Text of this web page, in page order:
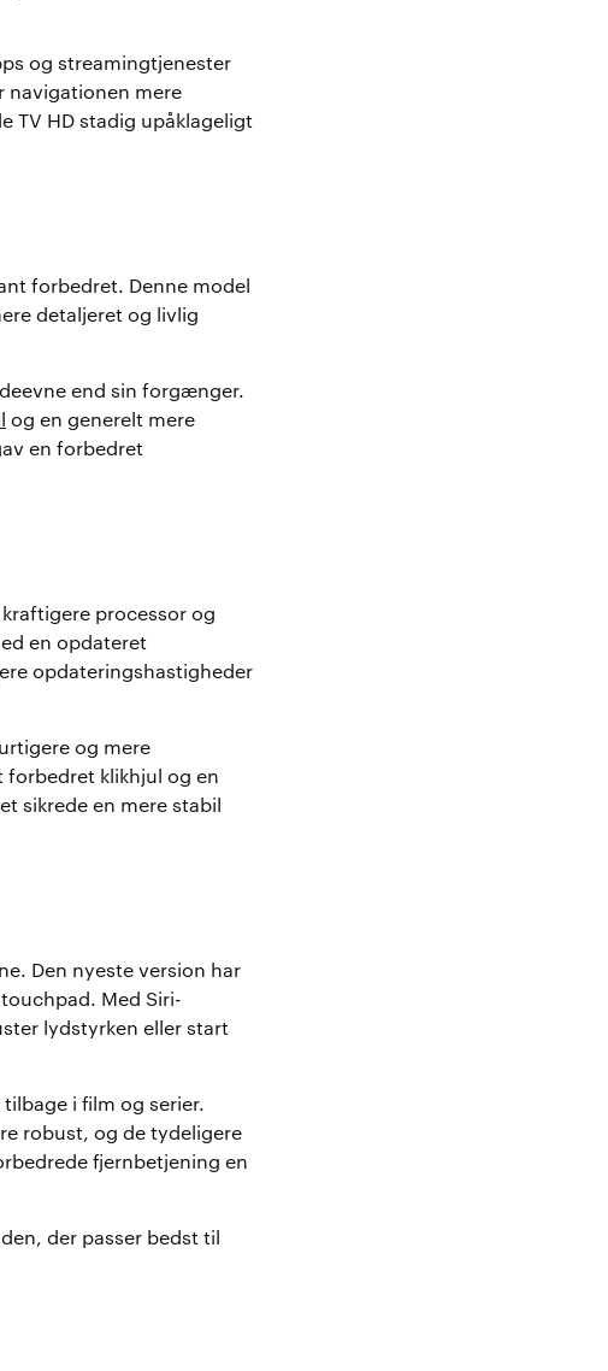
og streamingtjenester
navigationen mere
TV HD stadig upåklageligt
forbedret. Denne model
detaljeret og livlig
end sin forgænger.
og en generelt mere
en forbedret
processor og
en opdateret
opdateringshastigheder
og mere
forbedret klikhjul og en
sikrede en mere stabil
Den nyeste version har
Med Siri-
lydstyrken eller start
i film og serier.
robust, og de tydeligere
fjernbetjening en
der passer bedst til